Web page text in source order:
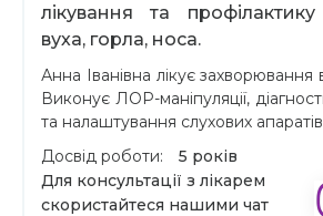
лікування та
вуха, горла, носа.
Анна Іванівна лікує захворювання
Виконує ЛОР-маніпуляції,
та налаштування слухових
Досвід роботи:
5 років
Для консультації з лікарем
скористайтеся нашими чат